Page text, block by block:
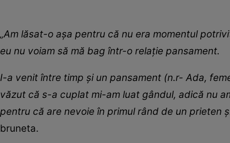
„Am lăsat-o așa pentru că nu era momentul
eu nu voiam să mă bag într-o relație pansament.
I-a venit între timp și un pansament (n.r- Ada,
văzut că s-a cuplat mi-am luat gândul, adică nu
pentru că are nevoie în primul rând de un prieten
bruneta.